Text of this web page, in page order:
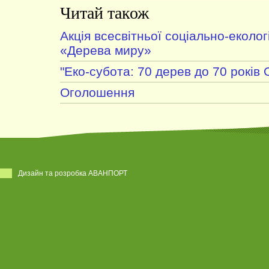
Читай також
Акція всесвітньої соціально-
«Дерева миру»
"Еко-субота: 70 дерев до 70
Оголошення
Дизайн та розробка АВАНПОРТ